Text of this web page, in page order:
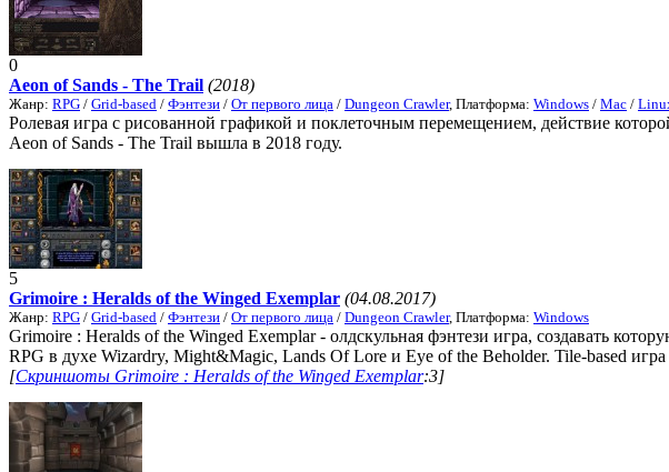
0
Aeon of Sands - The Trail (2018)
Жанр: RPG / Grid-based / Фэнтези / От первого лица / Dungeon Crawler, Платформа: Windows / Mac /
Ролевая игра с рисованной графикой и поклеточным перемещением, действие
Aeon of Sands - The Trail вышла в 2018 году.
5
Grimoire : Heralds of the Winged Exemplar (04.08.2017)
Жанр: RPG / Grid-based / Фэнтези / От первого лица / Dungeon Crawler, Платформа: Windows
Grimoire : Heralds of the Winged Exemplar - олдскульная фэнтези игра, создавать
RPG в духе Wizardry, Might&Magic, Lands Of Lore и Eye of the Beholder. Tile-based
[Скриншоты Grimoire : Heralds of the Winged Exemplar:3]